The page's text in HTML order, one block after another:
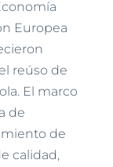
Europea
reúso de
El marco
de
de
calidad,